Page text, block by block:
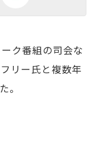
ク番組の司会な
リー氏と複数年
。